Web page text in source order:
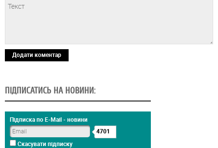
Додати коментар
ПІДПИСАТИСЬ НА НОВИНИ:
Підписка по E-Mail - новини
4701
Скасувати підписку